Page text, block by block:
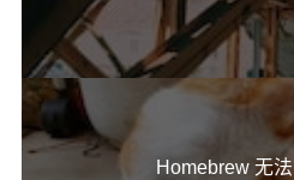
Homebrew 无